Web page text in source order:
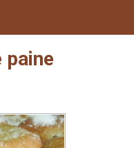
paine